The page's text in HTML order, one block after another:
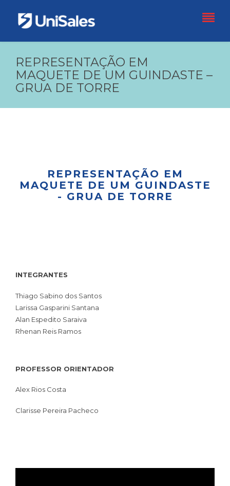
REPRESENTAÇÃO EM
MAQUETE DE UM GUINDASTE –
GRUA DE TORRE
REPRESENTAÇÃO EM
MAQUETE DE UM GUINDASTE
- GRUA DE TORRE
INTEGRANTES
Thiago Sabino dos Santos
Larissa Gasparini Santana
Alan Espedito Saraiva
Rhenan Reis Ramos
PROFESSOR ORIENTADOR
Alex Rios Costa
Clarisse Pereira Pacheco